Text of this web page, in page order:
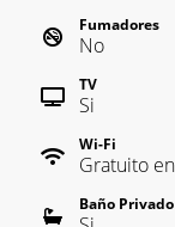
Fumadores
No
TV
Si
Wi-Fi
Gratuito
Baño Privado